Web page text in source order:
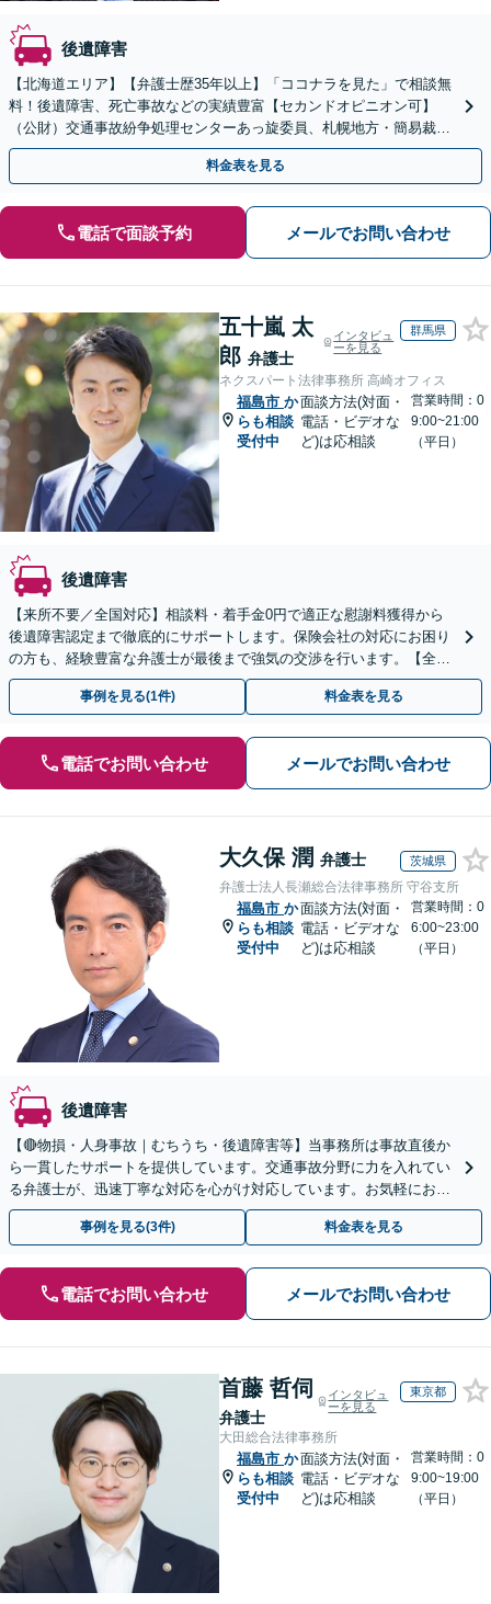
後遺障害
【北海道エリア】【弁護士歴35年以上】「ココナラを見た」で相談無
料！後遺障害、死亡事故などの実績豊富【セカンドオピニオン可】
（公財）交通事故紛争処理センターあっ旋委員、札幌地方・簡易裁判
所調停委員の経験あり
料金表を見る
電話で面談予約 メールでお問い合わせ
五十嵐 太
郎 弁護士
インタビュ
ーを見る
群馬県
ネクスパート法律事務所 高崎オフィス
福島市 か
らも相談
受付中
面談方法(対面・
電話・ビデオな
ど)は応相談
営業時間：0
9:00~21:00
（平日）
後遺障害
【来所不要／全国対応】相談料・着手金0円で適正な慰謝料獲得から
後遺障害認定まで徹底的にサポートします。保険会社の対応にお困り
の方も、経験豊富な弁護士が最後まで強気の交渉を行います。【全国
13拠点】お気軽にご相談ください。
事例を見る(1件) 料金表を見る
電話でお問い合わせ メールでお問い合わせ
大久保 潤 弁護士 茨城県
弁護士法人長瀬総合法律事務所 守谷支所
福島市 か
らも相談
受付中
面談方法(対面・
電話・ビデオな
ど)は応相談
営業時間：0
6:00~23:00
（平日）
後遺障害
【🔴物損・人身事故｜むちうち・後遺障害等】当事務所は事故直後か
ら一貫したサポートを提供しています。交通事故分野に力を入れてい
る弁護士が、迅速丁寧な対応を心がけ対応しています。お気軽にお問
い合わせください。◤完全予約制・初回法律相談無料◢
事例を見る(3件) 料金表を見る
電話でお問い合わせ メールでお問い合わせ
首藤 哲伺
弁護士
インタビュ
ーを見る
東京都
大田総合法律事務所
福島市 か
らも相談
受付中
面談方法(対面・
電話・ビデオな
ど)は応相談
営業時間：0
9:00~19:00
（平日）